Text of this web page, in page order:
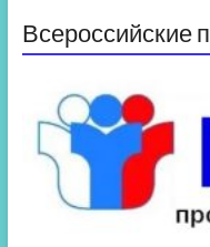
Всероссийские